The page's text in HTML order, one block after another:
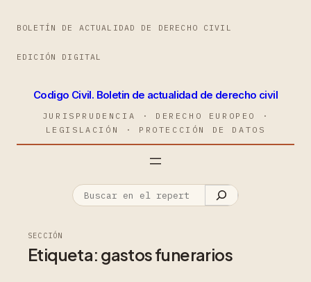
BOLETÍN DE ACTUALIDAD DE DERECHO CIVIL
EDICIÓN DIGITAL
Codigo Civil. Boletin de actualidad de derecho civil
JURISPRUDENCIA · DERECHO EUROPEO ·
LEGISLACIÓN · PROTECCIÓN DE DATOS
SECCIÓN
Etiqueta: gastos funerarios